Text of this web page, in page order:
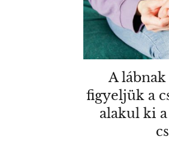
A
figyeljük a
alakul ki